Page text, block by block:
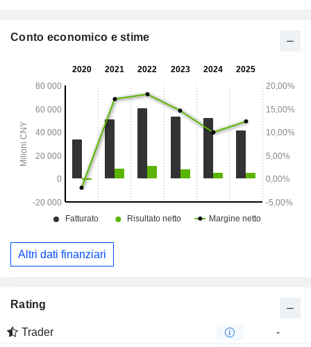
Conto economico e stime
Altri dati finanziari
Rating
Trader
-